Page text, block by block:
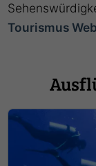
Tourismus